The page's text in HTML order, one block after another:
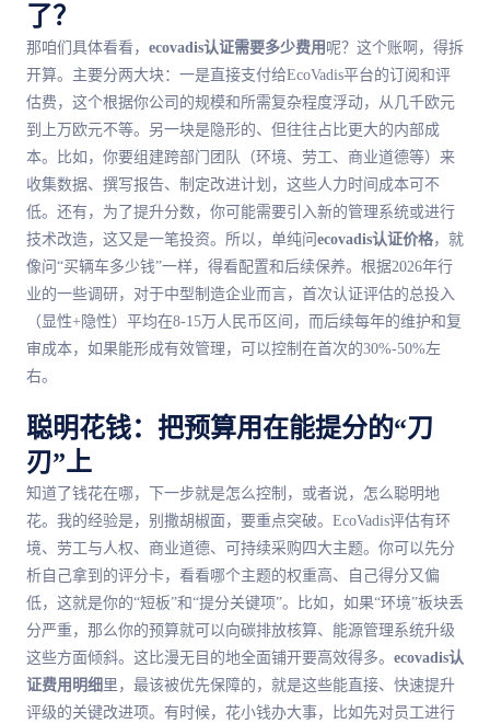
了？
那咱们具体看看， ecovadis认证需要多少费用 呢？这个账啊，得拆
开算。主要分两大块：一是直接支付给EcoVadis平台的订阅和评
估费，这个根据你公司的规模和所需复杂程度浮动，从几千欧元
到上万欧元不等。另一块是隐形的、但往往占比更大的内部成
本。比如，你要组建跨部门团队（环境、劳工、商业道德等）来
收集数据、撰写报告、制定改进计划，这些人力时间成本可不
低。还有，为了提升分数，你可能需要引入新的管理系统或进行
技术改造，这又是一笔投资。所以，单纯问ecovadis认证价格，就
像问“买辆车多少钱”一样，得看配置和后续保养。根据2026年行
业的一些调研，对于中型制造企业而言，首次认证评估的总投入
（显性+隐性）平均在8-15万人民币区间，而后续每年的维护和复
审成本，如果能形成有效管理，可以控制在首次的30%-50%左
右。
聪明花钱：把预算用在能提分的“刀
刃”上
知道了钱花在哪，下一步就是怎么控制，或者说，怎么聪明地
花。我的经验是，别撒胡椒面，要重点突破。EcoVadis评估有环
境、劳工与人权、商业道德、可持续采购四大主题。你可以先分
析自己拿到的评分卡，看看哪个主题的权重高、自己得分又偏
低，这就是你的“短板”和“提分关键项”。比如，如果“环境”板块丢
分严重，那么你的预算就可以向碳排放核算、能源管理系统升级
这些方面倾斜。这比漫无目的地全面铺开要高效得多。 ecovadis认
证费用明细 里，最该被优先保障的，就是这些能直接、快速提升
评级的关键改进项。有时候，花小钱办大事，比如先对员工进行